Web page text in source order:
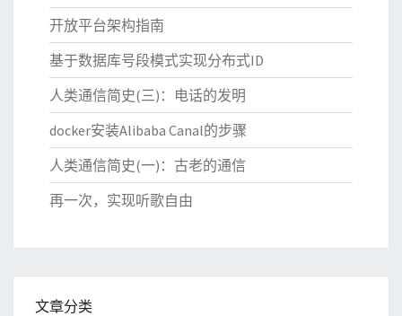
开放平台架构指南
基于数据库号段模式实现分布式ID
人类通信简史(三)：电话的发明
docker安装Alibaba Canal的步骤
人类通信简史(一)：古老的通信
再一次，实现听歌自由
文章分类